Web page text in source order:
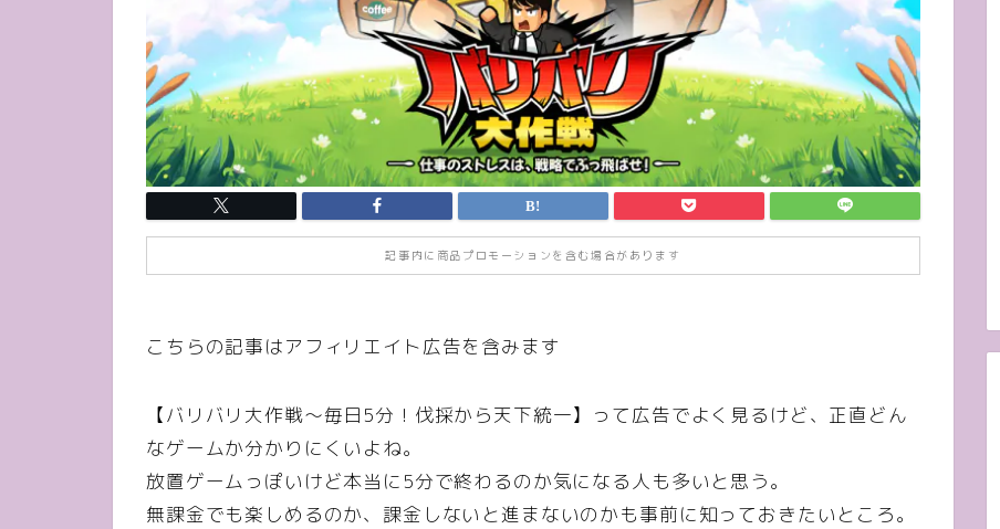
記事内に商品プロモーションを含む場合があります
こちらの記事はアフィリエイト広告を含みます
【バリバリ大作戦～毎日5分！伐採から天下統一】って広告でよく見るけど、正直どん
なゲームか分かりにくいよね。
放置ゲームっぽいけど本当に5分で終わるのか気になる人も多いと思う。
無課金でも楽しめるのか、課金しないと進まないのかも事前に知っておきたいところ。